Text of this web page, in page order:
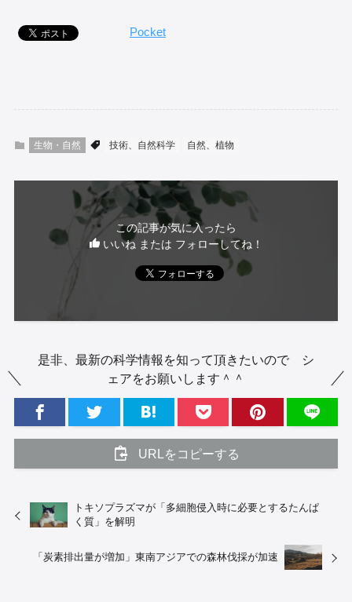
Pocket
生物・自然 技術、自然科学 自然、植物
この記事が気に入ったら
いいね または フォローしてね！
是非、最新の科学情報を知って頂きたいので シ
ェアをお願いします＾＾
URLをコピーする
トキソプラズマが「多細胞侵入時に必要とするたんぱ
く質」を解明
「炭素排出量が増加」東南アジアでの森林伐採が加速